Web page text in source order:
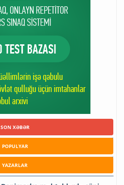
SON XƏBƏR
POPULYAR
YAZARLAR